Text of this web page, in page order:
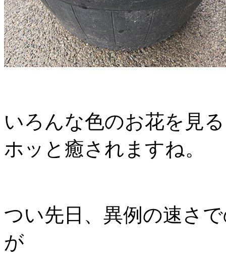
いろんな色のお花を見
ホッと癒されますね。
つい先日、異例の速さ
が